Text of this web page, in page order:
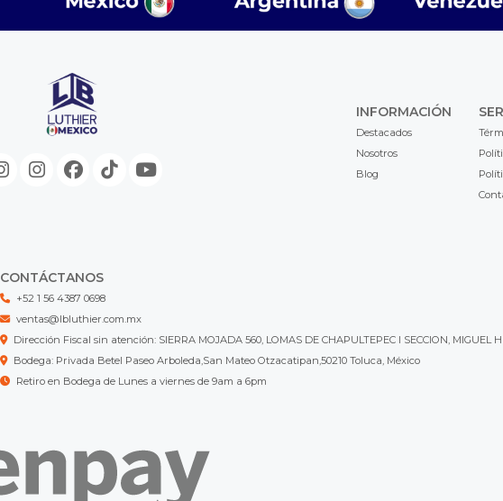
INFORMACIÓN
Destacados
Nosotros
Blog
CONTÁCTANOS
+52 1 56 4387 0698
ventas@lbluthier.com.mx
Dirección Fiscal sin atención: SIERRA MOJADA 560, LOMAS DE CHAPULTEPEC I SECCION, MIGUEL
Bodega: Privada Betel Paseo Arboleda,San Mateo Otzacatipan,50210 Toluca, México
Retiro en Bodega de Lunes a viernes de 9am a 6pm